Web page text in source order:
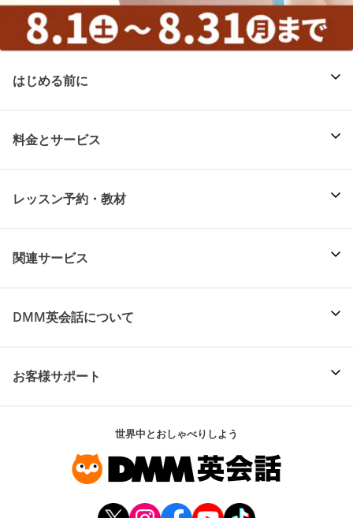
はじめる前に
料金とサービス
レッスン予約・教材
関連サービス
DMM英会話について
お客様サポート
世界中とおしゃべりしよう